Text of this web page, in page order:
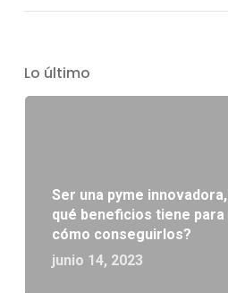
Lo último
Ser una pyme
qué beneficios tiene para
cómo conseguirlos?
junio 14, 2023